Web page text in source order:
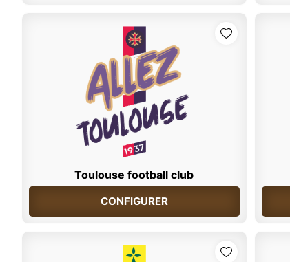
Toulouse football club
CONFIGURER